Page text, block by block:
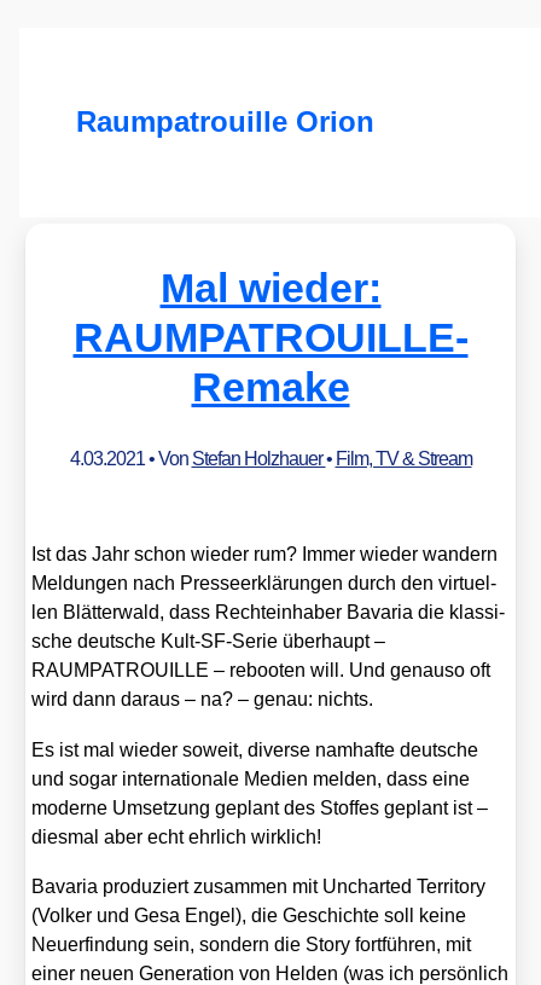
Raumpatrouille Orion
Mal wieder:
RAUMPATROUILLE-
Remake
4.03.2021• Von Stefan Holzhauer• Film, TV & Stream
Ist das Jahr schon wie­der rum? Immer wie­der wan­dern
Mel­dun­gen nach Pres­se­er­klä­run­gen durch den vir­tu­el­
len Blät­ter­wald, dass Rech­te­inha­ber Bava­ria die klas­si­
sche deut­sche Kult-SF-Serie über­haupt –
RAUMPATROUILLE – reboo­ten will. Und genau­so oft
wird dann dar­aus – na? – genau: nichts.
Es ist mal wie­der soweit, diver­se nam­haf­te deut­sche
und sogar inter­na­tio­na­le Medi­en mel­den, dass eine
moder­ne Umset­zung geplant des Stof­fes geplant ist –
dies­mal aber echt ehr­lich wirk­lich!
Bava­ria pro­du­ziert zusam­men mit Unchar­ted Ter­ri­to­ry
(Vol­ker und Gesa Engel), die Geschich­te soll kei­ne
Neu­erfin­dung sein, son­dern die Sto­ry fort­füh­ren, mit
einer neu­en Gene­ra­ti­on von Hel­den (was ich per­sön­lich